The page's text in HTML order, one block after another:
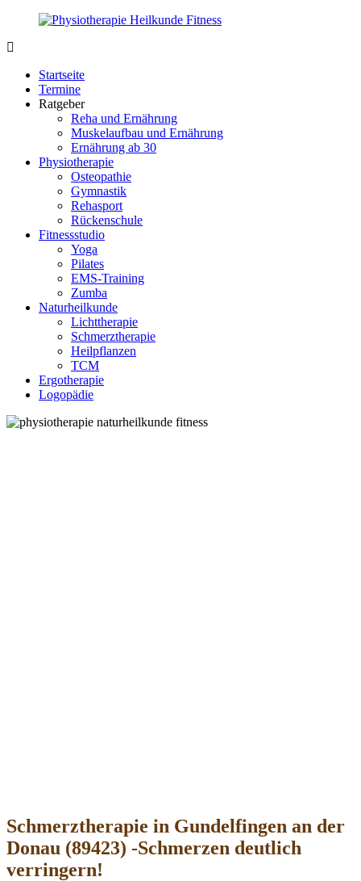
Zurück
Inhalt
Fit.de
Körper
Startseite
Termine
Ratgeber
Reha und Ernährung
Muskelaufbau und Ernährung
Ernährung ab 30
Physiotherapie
Osteopathie
Gymnastik
Rehasport
Rückenschule
Fitnessstudio
Yoga
Pilates
EMS-Training
Zumba
Naturheilkunde
Lichttherapie
Schmerztherapie
Heilpflanzen
TCM
Ergotherapie
Logopädie
Schmerztherapie in Gundelfingen an der
Donau (89423) -Schmerzen deutlich
verringern!